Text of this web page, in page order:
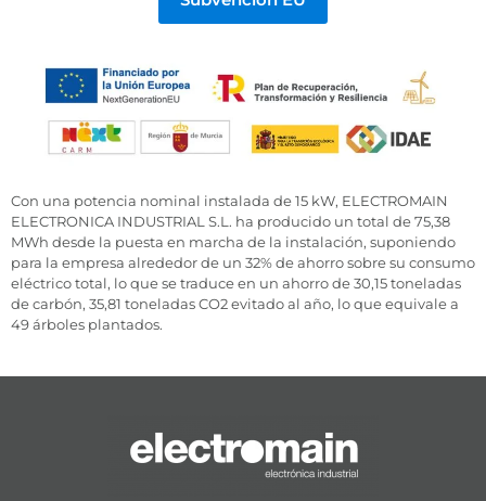
Con una potencia nominal instalada de 15 kW, ELECTROMAIN
ELECTRONICA INDUSTRIAL S.L. ha producido un total de 75,38
MWh desde la puesta en marcha de la instalación, suponiendo
para la empresa alrededor de un 32% de ahorro sobre su consumo
eléctrico total, lo que se traduce en un ahorro de 30,15 toneladas
de carbón, 35,81 toneladas CO2 evitado al año, lo que equivale a
49 árboles plantados.